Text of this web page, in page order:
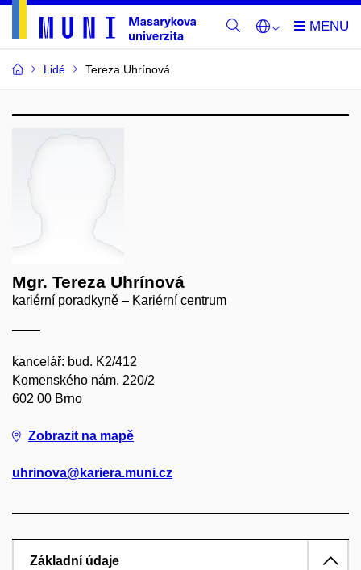
Lidé Tereza Uhrínová
Mgr. Tereza Uhrínová
kariérní poradkyně – Kariérní centrum
kancelář: bud. K2/412
Komenského nám. 220/2
602 00 Brno
Zobrazit na mapě
uhrinova@kariera.muni.cz
Základní údaje